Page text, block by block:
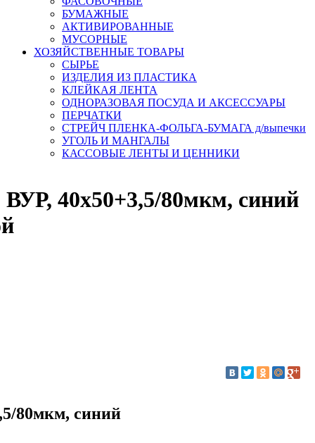
БУМАЖНЫЕ
АКТИВИРОВАННЫЕ
МУСОРНЫЕ
ХОЗЯЙСТВЕННЫЕ ТОВАРЫ
СЫРЬЕ
ИЗДЕЛИЯ ИЗ ПЛАСТИКА
КЛЕЙКАЯ ЛЕНТА
ОДНОРАЗОВАЯ ПОСУДА И АКСЕССУАРЫ
ПЕРЧАТКИ
СТРЕЙЧ ПЛЕНКА-ФОЛЬГА-БУМАГА д/выпечки
УГОЛЬ И МАНГАЛЫ
КАССОВЫЕ ЛЕНТЫ И ЦЕННИКИ
40х50+3,5/80мкм, синий
80мкм, синий